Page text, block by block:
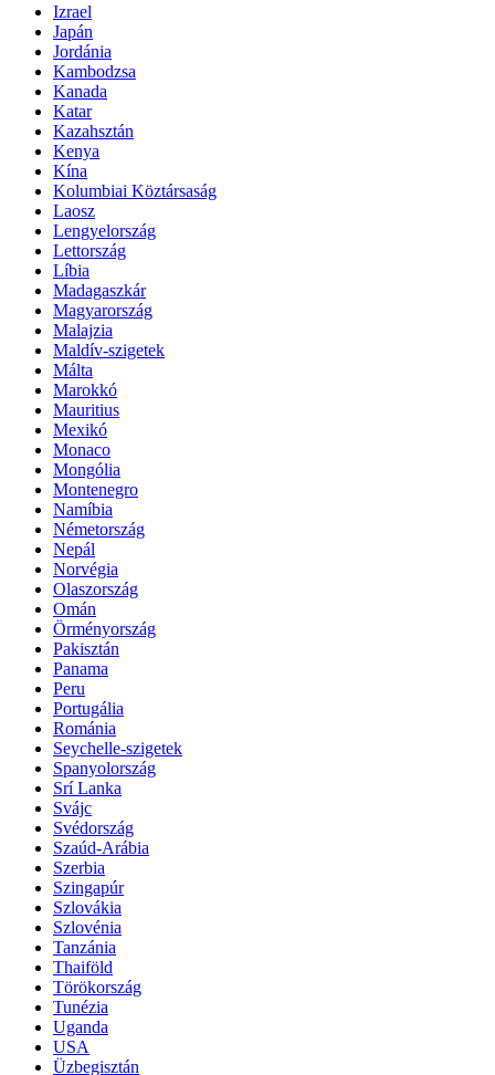
Izrael
Japán
Jordánia
Kambodzsa
Kanada
Katar
Kazahsztán
Kenya
Kína
Kolumbiai Köztársaság
Laosz
Lengyelország
Lettország
Líbia
Madagaszkár
Magyarország
Malajzia
Maldív-szigetek
Málta
Marokkó
Mauritius
Mexikó
Monaco
Mongólia
Montenegro
Namíbia
Németország
Nepál
Norvégia
Olaszország
Omán
Örményország
Pakisztán
Panama
Peru
Portugália
Románia
Seychelle-szigetek
Spanyolország
Srí Lanka
Svájc
Svédország
Szaúd-Arábia
Szerbia
Szingapúr
Szlovákia
Szlovénia
Tanzánia
Thaiföld
Törökország
Tunézia
Uganda
USA
Üzbegisztán